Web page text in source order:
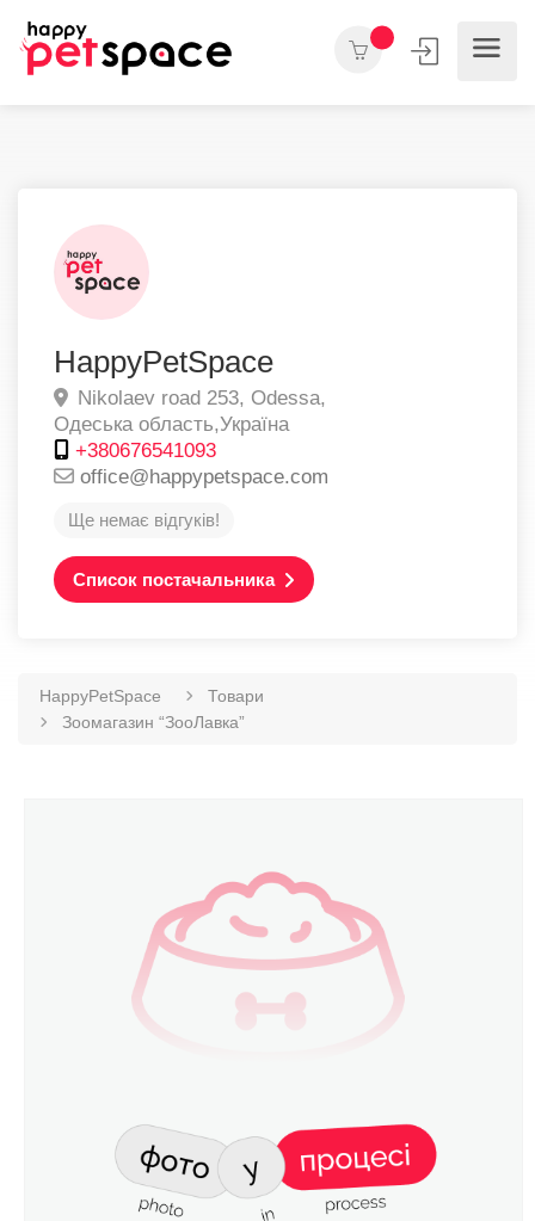
HappyPetSpace
Nikolaev road 253, Odessa,
Одеська область,Україна
+380676541093
office@happypetspace.com
Ще немає відгуків!
Список постачальника
HappyPetSpace
Товари
Зоомагазин “ЗооЛавка”